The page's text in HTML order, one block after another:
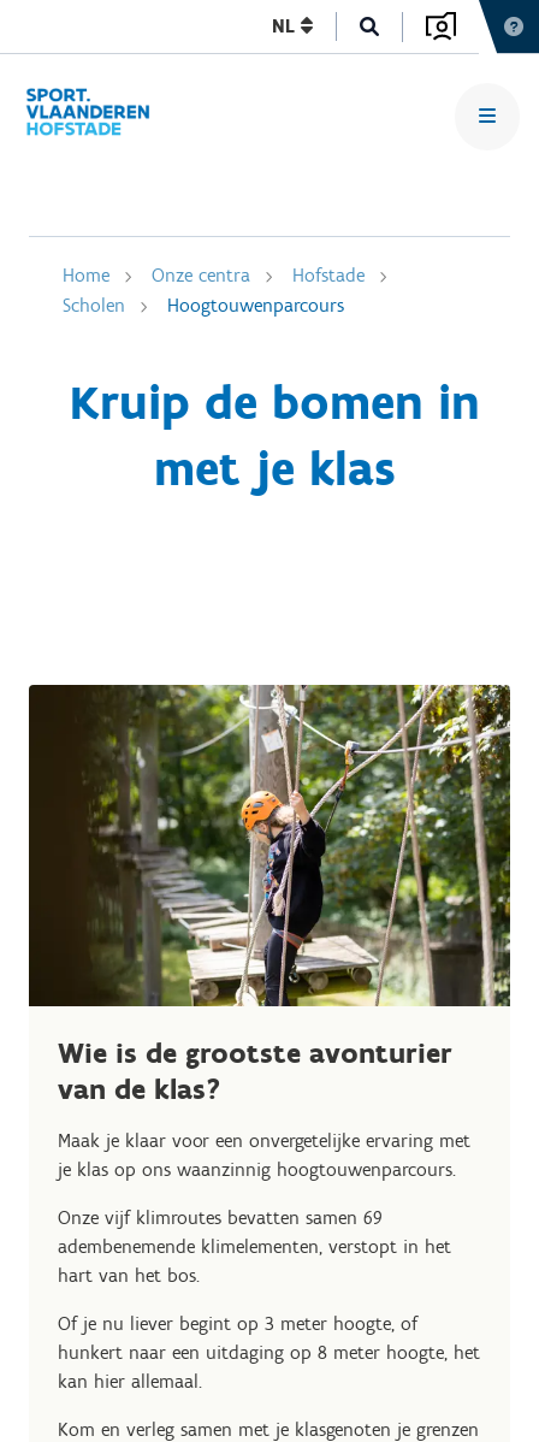
NL
Home Onze centra
Hofstade
Scholen
Hoogtouwenparcours
Kruip de bomen in
met je klas
Wie is de grootste avonturier
van de klas?
Maak je klaar voor een onvergetelijke ervaring met
je klas op ons waanzinnig hoogtouwenparcours.
Onze vijf klimroutes bevatten samen 69
adembenemende klimelementen, verstopt in het
hart van het bos.
Of je nu liever begint op 3 meter hoogte, of
hunkert naar een uitdaging op 8 meter hoogte, het
kan hier allemaal.
Kom en verleg samen met je klasgenoten je grenzen